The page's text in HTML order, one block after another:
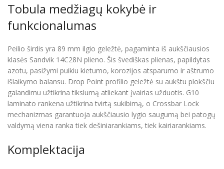
Tobula medžiagų kokybė ir
funkcionalumas
Peilio širdis yra 89 mm ilgio geležtė, pagaminta iš aukščiausios
klasės Sandvik 14C28N plieno. Šis švediškas plienas, papildytas
azotu, pasižymi puikiu kietumo, korozijos atsparumo ir aštrumo
išlaikymo balansu. Drop Point profilio geležtė su aukštu plokščiu
galandimu užtikrina tikslumą atliekant įvairias užduotis. G10
laminato rankena užtikrina tvirtą sukibimą, o Crossbar Lock
mechanizmas garantuoja aukščiausio lygio saugumą bei patogų
valdymą viena ranka tiek dešiniarankiams, tiek kairiarankiams.
Komplektacija